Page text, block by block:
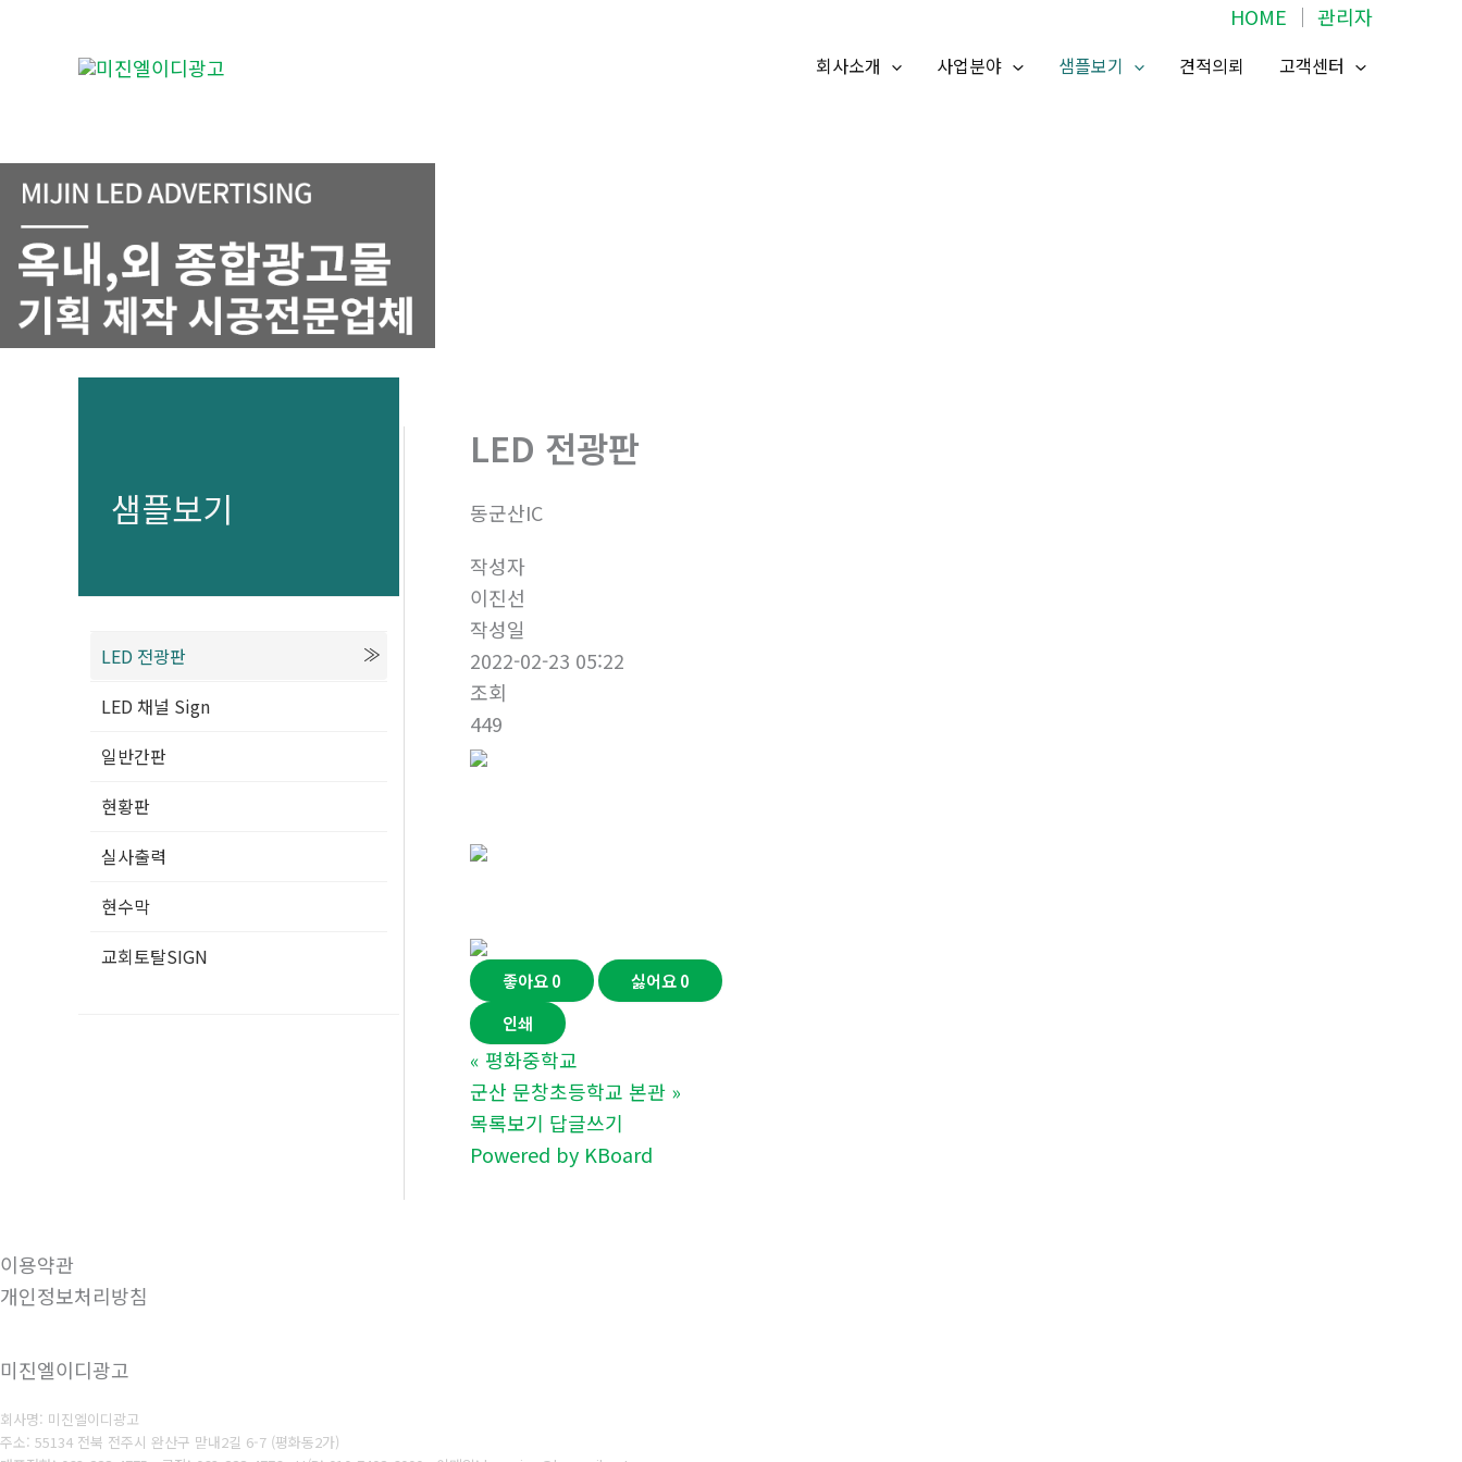
너
HOME │ 관리자
회사소개 사업분야 샘플보기 견적의뢰 고객센터
샘플보기
LED 전광판
LED 채널 Sign
일반간판
현황판
실사출력
현수막
교회토탈SIGN
LED 전광판
동군산IC
작성자
이진선
작성일
2022-02-23 05:22
조회
449
좋아요0 싫어요0
인쇄
« 평화중학교
군산 문창초등학교 본관 »
목록보기 답글쓰기
Powered by KBoard
이용약관
개인정보처리방침
미진엘이디광고
회사명: 미진엘이디광고
주소: 55134 전북 전주시 완산구 맏내2길 6-7 (평화동2가)